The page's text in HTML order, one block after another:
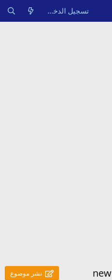
تسجيل الدخول
نشر موضوع